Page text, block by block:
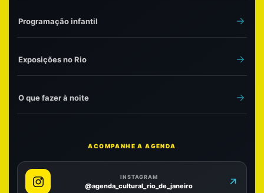
Programação infantil
Exposições no Rio
O que fazer à noite
ACOMPANHE A AGENDA
INSTAGRAM
@agenda_cultural_rio_de_janeiro